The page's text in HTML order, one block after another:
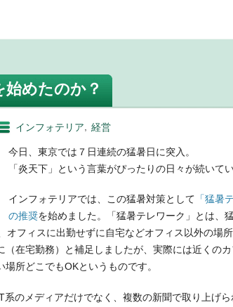
めたのか？
インフォテリア 経営
今日、東京では７日連続の猛暑日に突入。
「炎天下」という言葉がぴったりの日々が続いてい
インフォテリアでは、この猛暑対策として 「猛暑
の推奨を始めました。「猛暑テレワーク」とは、
オフィスに出勤せずに自宅などオフィス以外の場
在宅勤務）と補足しましたが、実際には近くの
所どこでもOKというものです。
のメディアだけでなく、複数の新聞で取り上げ